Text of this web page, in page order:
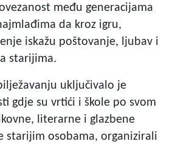
među generacijama
da kroz igru,
iskažu poštovanje, ljubav i
starijima.
uključivalo je
gdje su vrtići i škole po svom
literarne i glazbene
starijim osobama, organizirali